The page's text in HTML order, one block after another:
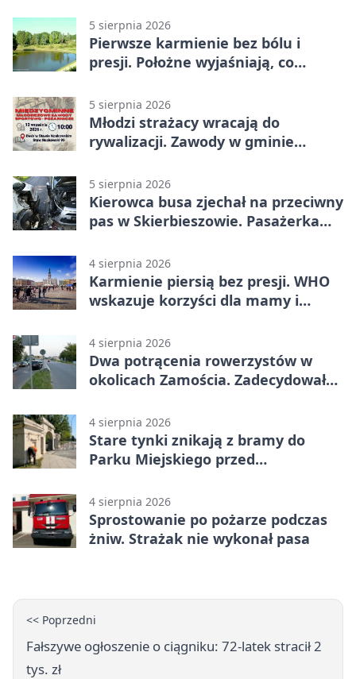
5 sierpnia 2026
Pierwsze karmienie bez bólu i
presji. Położne wyjaśniają, co
5 sierpnia 2026
Młodzi strażacy wracają do
rywalizacji. Zawody w gminie
5 sierpnia 2026
Kierowca busa zjechał na przeciwny
pas w Skierbieszowie. Pasażerka
4 sierpnia 2026
Karmienie piersią bez presji. WHO
wskazuje korzyści dla mamy i
4 sierpnia 2026
Dwa potrącenia rowerzystów w
okolicach Zamościa. Zadecydowało
4 sierpnia 2026
Stare tynki znikają z bramy do
Parku Miejskiego przed
4 sierpnia 2026
Sprostowanie po pożarze podczas
żniw. Strażak nie wykonał pasa
<< Poprzedni
Fałszywe ogłoszenie o ciągniku: 72-latek stracił 2
tys. zł